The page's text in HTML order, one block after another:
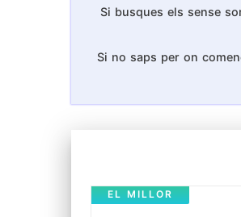
Si busques els sense
Si no saps per on
EL MILLOR